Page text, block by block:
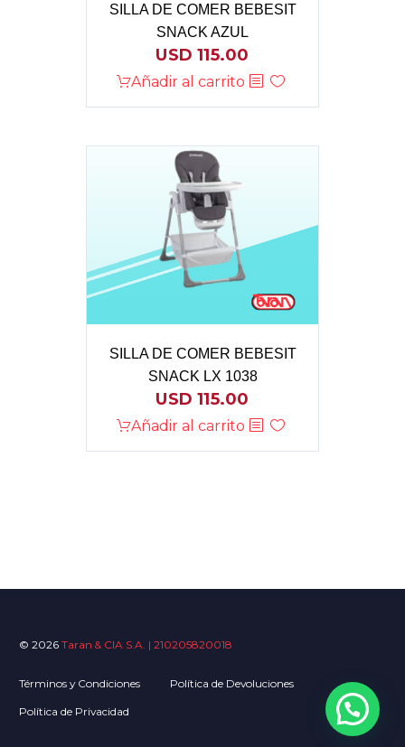
SILLA DE COMER BEBESIT
SNACK AZUL
USD115.00
Añadir al carrito
SILLA DE COMER BEBESIT
SNACK LX 1038
USD115.00
Añadir al carrito
© 2026 Taran & CIA S.A. | 210205820018
Términos y Condiciones Política de Devoluciones
Política de Privacidad